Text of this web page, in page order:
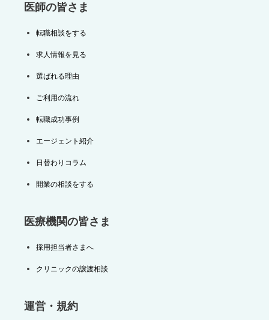
医師の皆さま
転職相談をする
求人情報を見る
選ばれる理由
ご利用の流れ
転職成功事例
エージェント紹介
日替わりコラム
開業の相談をする
医療機関の皆さま
採用担当者さまへ
クリニックの譲渡相談
運営・規約